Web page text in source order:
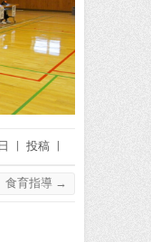
| 投稿 |
食育指導 →